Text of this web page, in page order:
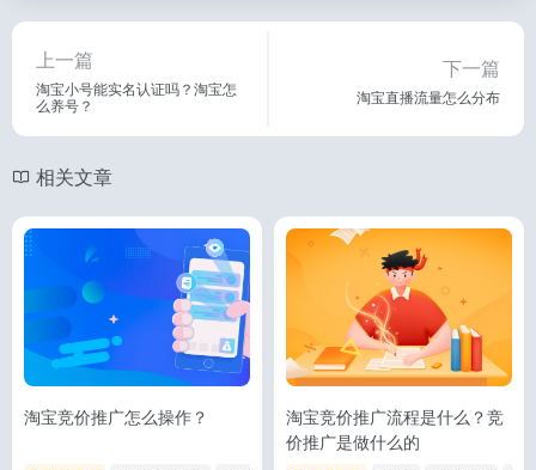
上一篇
淘宝小号能实名认证吗？淘宝怎
么养号？
下一篇
淘宝直播流量怎么分布
相关文章
淘宝竞价推广怎么操作？
淘宝竞价推广流程是什么？竞
价推广是做什么的